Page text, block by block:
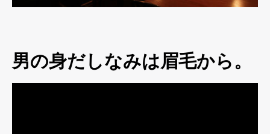
男の身だしなみは眉毛から。